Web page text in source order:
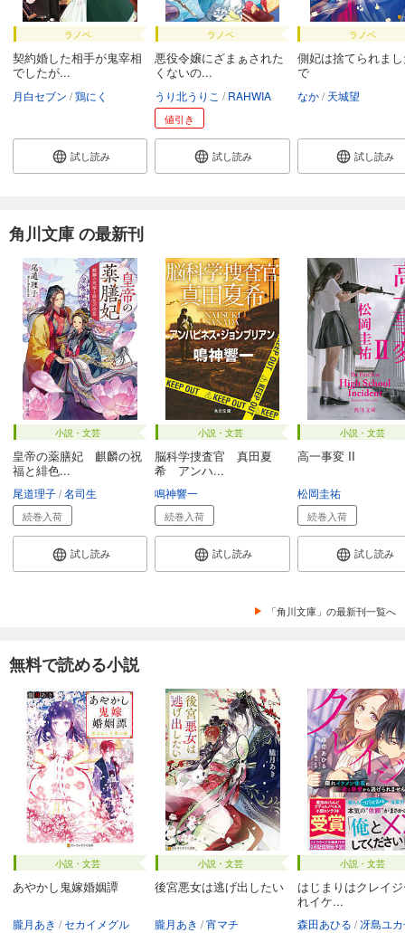
ラノベ
契約婚した相手が鬼宰相
でしたが...
月白セブン 鶏にく
試し読み
ラノベ
悪役令嬢にざまぁされた
くないの...
うり北うりこ RAHWIA
値引き
試し読み
ラノベ
側妃は捨てられま
で
なか 天城望
試し読み
角川文庫 の最新刊
小説・文芸
皇帝の薬膳妃 麒麟の祝
福と緋色...
尾道理子 名司生
続巻入荷
試し読み
小説・文芸
脳科学捜査官 真田夏
希 アンハ...
鳴神響一
続巻入荷
試し読み
小説・文芸
高一事変 II
松岡圭祐
続巻入荷
試し読み
「角川文庫」の最新刊一覧へ
無料で読める小説
小説・文芸
あやかし鬼嫁婚姻譚
朧月あき セカイメグル
小説・文芸
後宮悪女は逃げ出したい
朧月あき 宵マチ
小説・文芸
はじまりはクレイ
れイケ...
森田あひる 冴島ユ